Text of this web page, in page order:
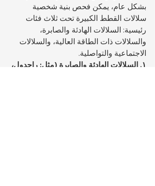
بشكل عام، يمكن فحص بنية شخصية
سلالات القطط الكبيرة تحت ثلاث فئات
رئيسية: السلالات الهادئة والصابرة،
والسلالات ذات الطاقة العالية، والسلالات
الاجتماعية والتواصلية.
١. السلالات الهادئة والصابرة (مثل: راجدول،